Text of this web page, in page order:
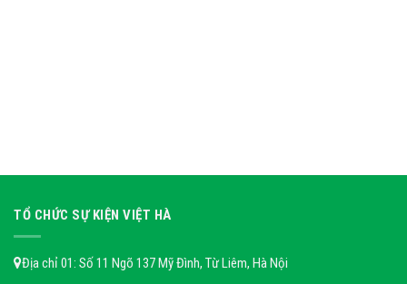
TỔ CHỨC SỰ KIỆN VIỆT HÀ
Địa chỉ 01: Số 11 Ngõ 137 Mỹ Đình, Từ Liêm, Hà Nội